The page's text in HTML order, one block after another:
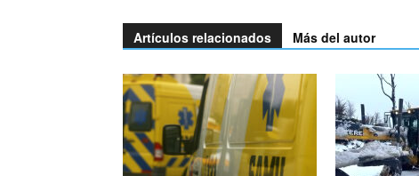
Artículos relacionados Más del autor